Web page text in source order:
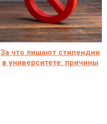
За что лишают стипендии
в университете: причины